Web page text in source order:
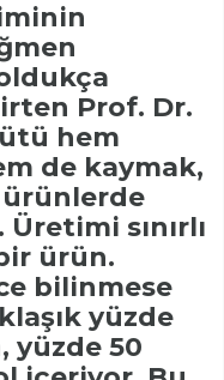
Prof. Dr.
hem
de kaymak,
sınırlı
ürün.
bilinmese
yüzde
yüzde 50